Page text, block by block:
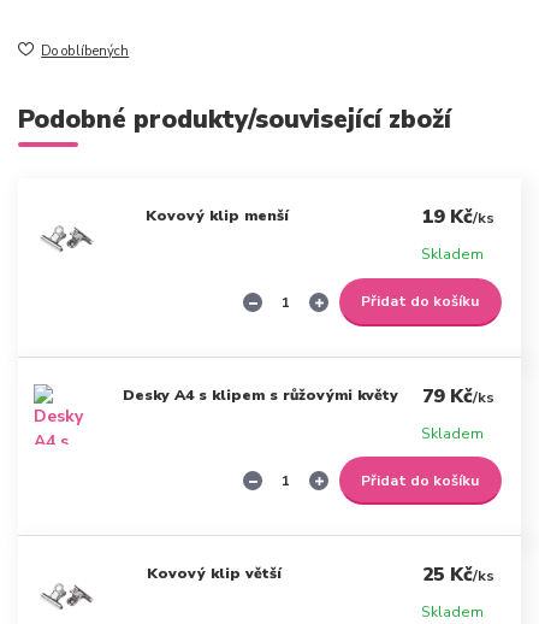
Do oblíbených
Podobné produkty/související zboží
Kovový klip menší 19 Kč/ks
Skladem
Přidat do košíku
Desky A4 s klipem s růžovými květy 79 Kč/ks
Skladem
Přidat do košíku
Kovový klip větší 25 Kč/ks
Skladem